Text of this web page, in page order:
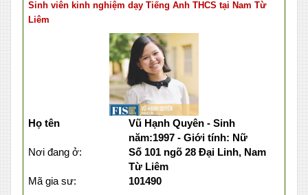
Sinh viên kinh nghiệm dạy Tiếng Anh THCS tại Nam Từ
Liêm
Họ tên
Vũ Hạnh Quyên - Sinh
năm:1997 - Giới tính: Nữ
Nơi đang ở:
Số 101 ngõ 28 Đại Linh, Nam
Từ Liêm
Mã gia sư:
101490